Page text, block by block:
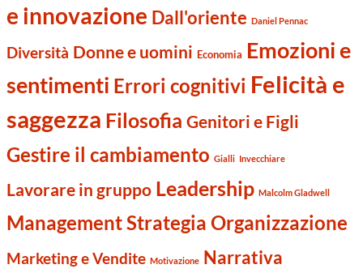
e innovazione Dall'oriente Daniel Pennac
Diversità Donne e uomini Economia Emozioni e
sentimenti Errori cognitivi Felicità e
saggezza Filosofia Genitori e Figli
Gestire il cambiamento Gialli Invecchiare
Lavorare in gruppo Leadership Malcolm Gladwell
Management Strategia Organizzazione
Marketing e Vendite Motivazione Narrativa